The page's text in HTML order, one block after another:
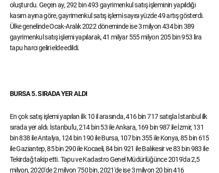
oluşturdu. Geçen ay, 292 bin 493 gayrimenkul satış işleminin yapıldığı
kasım ayına göre, gayrimenkul satış işlemi sayısı yüzde 49 artış gösterdi.
Ülke genelinde Ocak-Aralık 2022 döneminde ise 3 milyon 434 bin 389
gayrimenkul satış işlemi yapılarak, 41 milyar 555 milyon 205 bin 953 lira
tapu harcı geliri elde edildi.
BURSA 5. SIRADA YER ALDI
En çok satış işlemi yapılan ilk 10 il arasında, 416 bin 717 satışla İstanbul ilk
sırada yer aldı. İstanbul'u, 214 bin 53 ile Ankara, 169 bin 987 ile İzmir, 131
bin 838 ile Antalya, 124 bin 190 ile Bursa, 107 bin 355 ile Konya, 85 bin 615
ile Gaziantep, 85 bin 290 ile Kocaeli, 84 bin 921 ile Balıkesir ve 83 bin 983 ile
Tekirdağ takip etti. Tapu ve Kadastro Genel Müdürlüğünce 2019'da 2,5
milyon, 2020'de 2 milyon 750 bin, 2021'de ise 3 milyon 20 bin 416